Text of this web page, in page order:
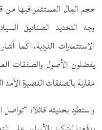
حجم المال المستثمر فيها من
وجه التحديد الصناديق
الاستثمارات الفردية، كما
يفضلون الأصول والصفقات
مقارنة بالصفقات القصيرة الأمد
واستطرد بحديثه قائلا: